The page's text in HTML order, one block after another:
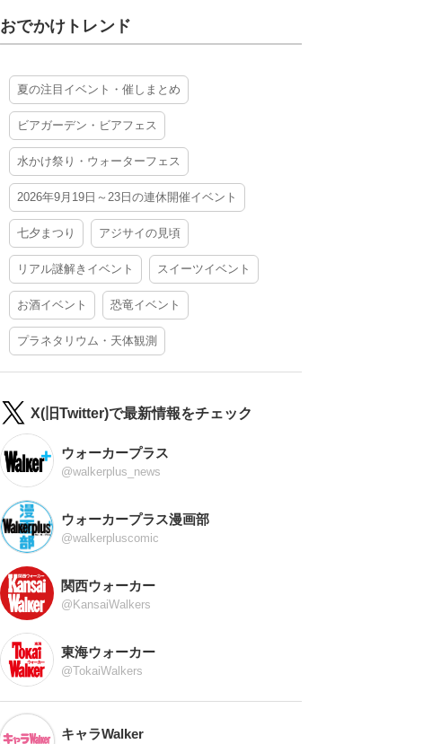
おでかけトレンド
夏の注目イベント・催しまとめ
ビアガーデン・ビアフェス
水かけ祭り・ウォーターフェス
2026年9月19日～23日の連休開催イベント
七夕まつり アジサイの見頃
リアル謎解きイベント スイーツイベント
お酒イベント 恐竜イベント
プラネタリウム・天体観測
X(旧Twitter)で最新情報をチェック
ウォーカープラス
@walkerplus_news
ウォーカープラス漫画部
@walkerpluscomic
関西ウォーカー
@KansaiWalkers
東海ウォーカー
@TokaiWalkers
キャラWalker